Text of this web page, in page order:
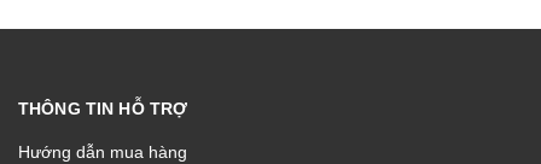
THÔNG TIN HỖ TRỢ
Hướng dẫn mua hàng